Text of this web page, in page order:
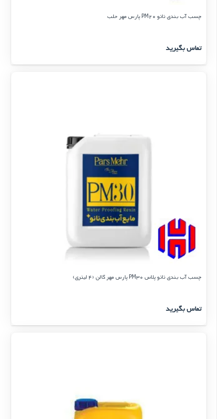
چسب آب بندی نانو PM20 پارس مهر حلب
تماس بگیرید
چسب آب بندی نانو پلاس PM30 پارس مهر گالن (4 لیتری)
تماس بگیرید